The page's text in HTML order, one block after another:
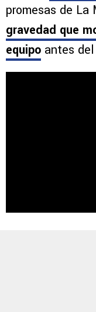
promesas de La
gravedad que
equipo antes